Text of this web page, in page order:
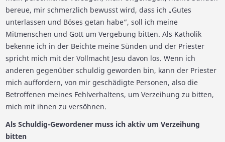
bereue, mir schmerzlich bewusst wird, dass ich „Gutes
unterlassen und Böses getan habe“, soll ich meine
Mitmenschen und Gott um Vergebung bitten. Als Katholik
bekenne ich in der Beichte meine Sünden und der Priester
spricht mich mit der Vollmacht Jesu davon los. Wenn ich
anderen gegenüber schuldig geworden bin, kann der Priester
mich auffordern, von mir geschädigte Personen, also die
Betroffenen meines Fehlverhaltens, um Verzeihung zu bitten,
mich mit ihnen zu versöhnen.
Als Schuldig-Gewordener muss ich aktiv um Verzeihung
bitten